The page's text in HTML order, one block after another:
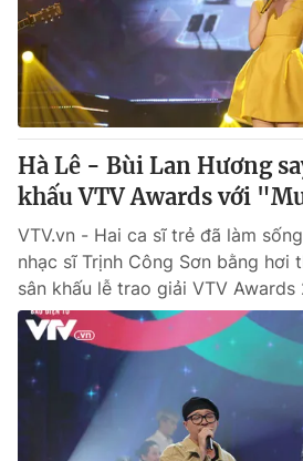
Sản phẩm
Thị trường
Tư vấn
Lịch phát sóng
Chuyên mục khác
Emagazine
Photo
Video Shorts
VTV Money VTV
VTV Sức khoẻ Bất
Hà Lê - Bùi Lan Hương
khấu VTV Awards với
VTV.vn - Hai ca sĩ trẻ đã làm
nhạc sĩ Trịnh Công Sơn bằng hơi
sân khấu lễ trao giải VTV Awards